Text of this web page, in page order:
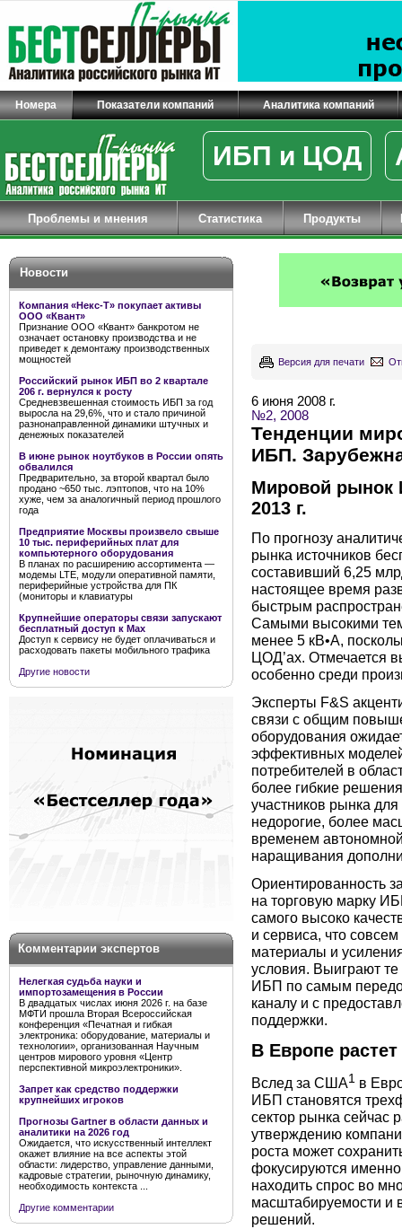
Номера Показатели компаний Аналитика компаний
ИБП и ЦОД
Проблемы и мнения Статистика Продукты
Новости
Компания «Некс-Т» покупает активы
ООО «Квант»
Признание ООО «Квант» банкротом не
означает остановку производства и не
приведет к демонтажу производственных
мощностей
Российский рынок ИБП во 2 квартале
206 г. вернулся к росту
Средневзвешенная стоимость ИБП за год
выросла на 29,6%, что и стало причиной
разнонаправленной динамики штучных и
денежных показателей
В июне рынок ноутбуков в России опять
обвалился
Предварительно, за второй квартал было
продано ~650 тыс. лэптопов, что на 10%
хуже, чем за аналогичный период прошлого
года
Предприятие Москвы произвело свыше
10 тыс. периферийных плат для
компьютерного оборудования
В планах по расширению ассортимента —
модемы LTE, модули оперативной памяти,
периферийные устройства для ПК
(мониторы и клавиатуры
Крупнейшие операторы связи запускают
бесплатный доступ к Мах
Доступ к сервису не будет оплачиваться и
расходовать пакеты мобильного трафика
Другие новости
Комментарии экспертов
Нелегкая судьба науки и
импортозамещения в России
В двадцатых числах июня 2026 г. на базе
МФТИ прошла Вторая Всероссийская
конференция «Печатная и гибкая
электроника: оборудование, материалы и
технологии», организованная Научным
центров мирового уровня «Центр
перспективной микроэлектроники».
Запрет как средство поддержки
крупнейших игроков
Прогнозы Gartner в области данных и
аналитики на 2026 год
Ожидается, что искусственный интеллект
окажет влияние на все аспекты этой
области: лидерство, управление данными,
кадровые стратегии, рыночную динамику,
необходимость контекста ...
Другие комментарии
Версия для печати
6 июня 2008 г.
№2, 2008
Тенденции
ИБП.
Мировой рынок
2013 г.
По прогнозу
рынка источников
составивший 6,25
настоящее время
быстрым
Самыми высокими
менее 5 кВ•А,
ЦОД’ах. Отмечается
особенно среди
Эксперты F&S
связи с общим
оборудования
эффективных
потребителей в
более гибкие
участников рынка
недорогие, более
временем
наращивания
Ориентированность
на торговую марку
самого высоко
и сервиса, что
материалы и
условия. Выиграют
ИБП по самым
каналу и с
поддержки.
В Европе
Вслед за США1 в
ИБП становятся
сектор рынка сейчас
утверждению
роста может
фокусируются
находить спрос во
масштабируемости и
решений.